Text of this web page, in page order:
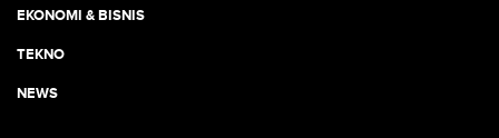
EKONOMI & BISNIS
TEKNO
NEWS